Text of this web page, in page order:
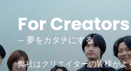
For Creators
夢をカタチにする
弊社はクリエイターの皆様が